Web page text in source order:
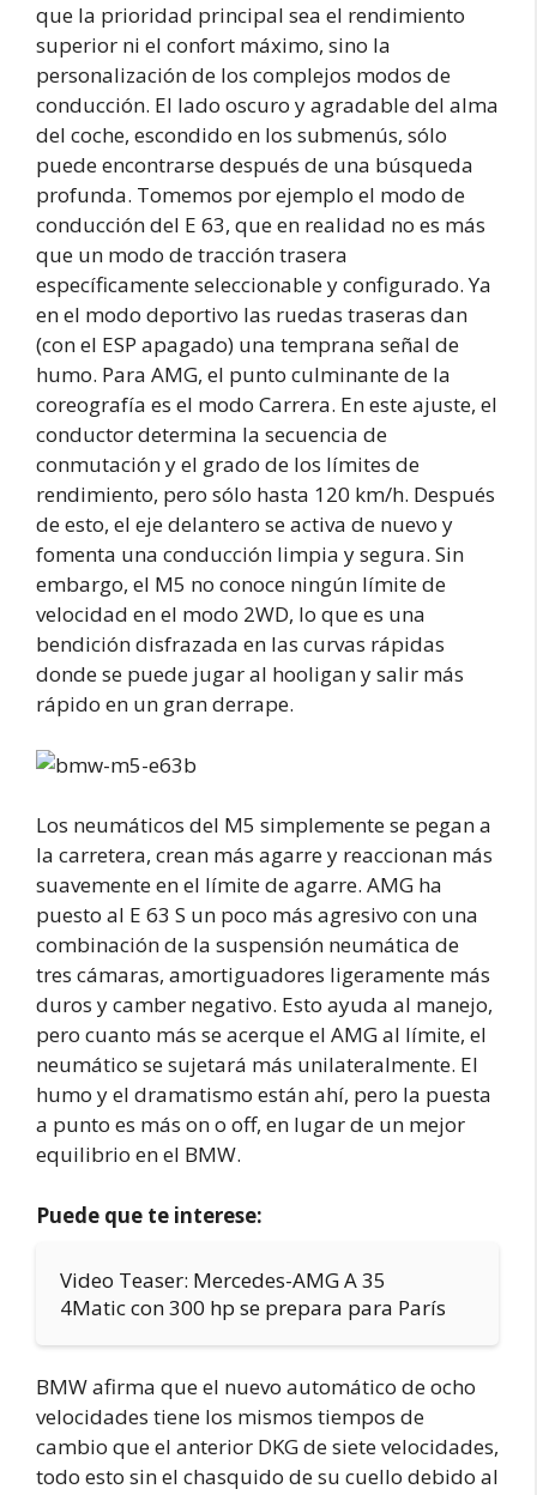
que la prioridad principal sea el rendimiento
superior ni el confort máximo, sino la
personalización de los complejos modos de
conducción. El lado oscuro y agradable del alma
del coche, escondido en los submenús, sólo
puede encontrarse después de una búsqueda
profunda. Tomemos por ejemplo el modo de
conducción del E 63, que en realidad no es más
que un modo de tracción trasera
específicamente seleccionable y configurado. Ya
en el modo deportivo las ruedas traseras dan
(con el ESP apagado) una temprana señal de
humo. Para AMG, el punto culminante de la
coreografía es el modo Carrera. En este ajuste, el
conductor determina la secuencia de
conmutación y el grado de los límites de
rendimiento, pero sólo hasta 120 km/h. Después
de esto, el eje delantero se activa de nuevo y
fomenta una conducción limpia y segura. Sin
embargo, el M5 no conoce ningún límite de
velocidad en el modo 2WD, lo que es una
bendición disfrazada en las curvas rápidas
donde se puede jugar al hooligan y salir más
rápido en un gran derrape.
Los neumáticos del M5 simplemente se pegan a
la carretera, crean más agarre y reaccionan más
suavemente en el límite de agarre. AMG ha
puesto al E 63 S un poco más agresivo con una
combinación de la suspensión neumática de
tres cámaras, amortiguadores ligeramente más
duros y camber negativo. Esto ayuda al manejo,
pero cuanto más se acerque el AMG al límite, el
neumático se sujetará más unilateralmente. El
humo y el dramatismo están ahí, pero la puesta
a punto es más on o off, en lugar de un mejor
equilibrio en el BMW.
Puede que te interese:
Video Teaser: Mercedes-AMG A 35
4Matic con 300 hp se prepara para París
BMW afirma que el nuevo automático de ocho
velocidades tiene los mismos tiempos de
cambio que el anterior DKG de siete velocidades,
todo esto sin el chasquido de su cuello debido al